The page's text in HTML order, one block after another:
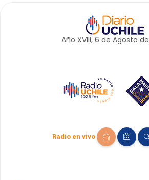
Año XVIII, 6 de Agosto
Radio en vivo